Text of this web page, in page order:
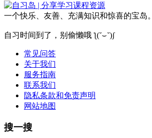
一个快乐、友善、充满知识和惊喜的宝岛。
自习时间到了，别偷懒哦 ƪ(˘⌣˘)ʃ
常见问答
关于我们
服务指南
联系我们
隐私条款和免责声明
网站地图
搜一搜